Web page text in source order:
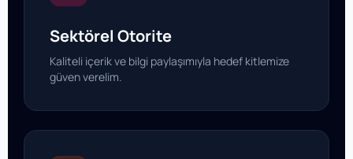
Sektörel Otorite
Kaliteli içerik ve bilgi paylaşımıyla hedef kitlemize
güven verelim.